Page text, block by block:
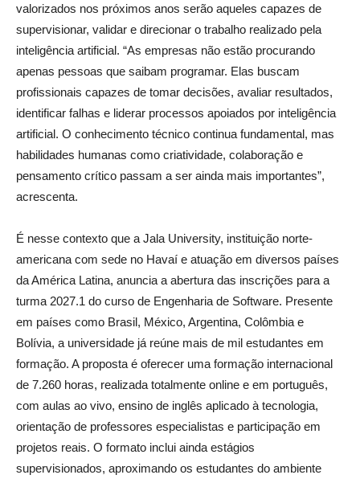
valorizados nos próximos anos serão aqueles capazes de
supervisionar, validar e direcionar o trabalho realizado pela
inteligência artificial. “As empresas não estão procurando
apenas pessoas que saibam programar. Elas buscam
profissionais capazes de tomar decisões, avaliar resultados,
identificar falhas e liderar processos apoiados por inteligência
artificial. O conhecimento técnico continua fundamental, mas
habilidades humanas como criatividade, colaboração e
pensamento crítico passam a ser ainda mais importantes”,
acrescenta.
É nesse contexto que a Jala University, instituição norte-
americana com sede no Havaí e atuação em diversos países
da América Latina, anuncia a abertura das inscrições para a
turma 2027.1 do curso de Engenharia de Software. Presente
em países como Brasil, México, Argentina, Colômbia e
Bolívia, a universidade já reúne mais de mil estudantes em
formação. A proposta é oferecer uma formação internacional
de 7.260 horas, realizada totalmente online e em português,
com aulas ao vivo, ensino de inglês aplicado à tecnologia,
orientação de professores especialistas e participação em
projetos reais. O formato inclui ainda estágios
supervisionados, aproximando os estudantes do ambiente